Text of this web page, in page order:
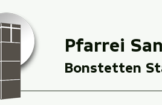
Pfarrei
Bonstetten